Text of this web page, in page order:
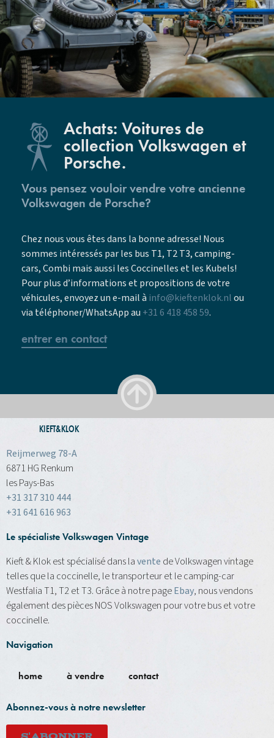
Achats: Voitures de
collection Volkswagen et
Porsche.
Vous pensez vouloir vendre votre ancienne
Volkswagen de Porsche?
Chez nous vous êtes dans la bonne adresse! Nous
sommes intéressés par les bus T1, T2 T3, camping-
cars, Combi mais aussi les Coccinelles et les Kubels!
Pour plus d’informations et propositions de votre
véhicules, envoyez un e-mail à info@kieftenklok.nlou
via téléphoner/WhatsApp au +31 6 418 458 59.
entrer en contact
KIEFT&KLOK
Reijmerweg 78-A
6871 HG Renkum
les Pays-Bas
+31 317 310 444
+31 641 616 963
Le spécialiste Volkswagen Vintage
Kieft & Klok est spécialisé dans lavente de Volkswagen vintage
telles que la coccinelle, le transporteur et le camping-car
Westfalia T1, T2 et T3. Grâce à notre pageEbay, nous vendons
également des pièces NOS Volkswagen pour votre bus et votre
coccinelle.
Navigation
home à vendre contact
Abonnez-vous à notre newsletter